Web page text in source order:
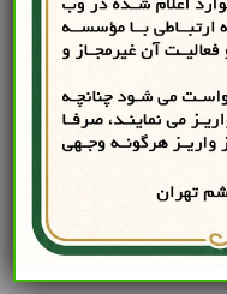
و در اسلام با هدف
می ‌شود. کلمه
معنا که قربانی کردن
‌شود. قرآن کریم نیز
[…]